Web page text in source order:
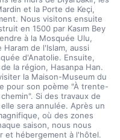
et la Porte de Keçi,
Nous visitons ensuite
en 1500 par Kasım Bey
à la Mosquée Ulu,
de l'Islam, aussi
d'Anatolie. Ensuite,
la région, Hasanpa Han.
la Maison-Museum du
pour son poème "À trente-
Si des travaux de
sera annulée. Après un
où des zones
saison, nous nous
et hébergement à l'hôtel.